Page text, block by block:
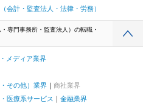
会計・監査法人・法律・労務）
専門事務所・監査法人）の転職・
メディア業界
その他）業界
商社業界
医療系サービス
金融業界